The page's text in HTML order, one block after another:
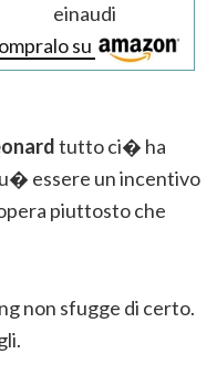
einaudi
su
tutto ci� ha
essere un incentivo
piuttosto che
non sfugge di certo.